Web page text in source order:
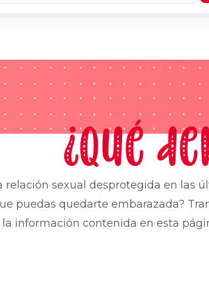
¿Qué
relación sexual desprotegida en las
puedas quedarte embarazada?
información contenida en esta